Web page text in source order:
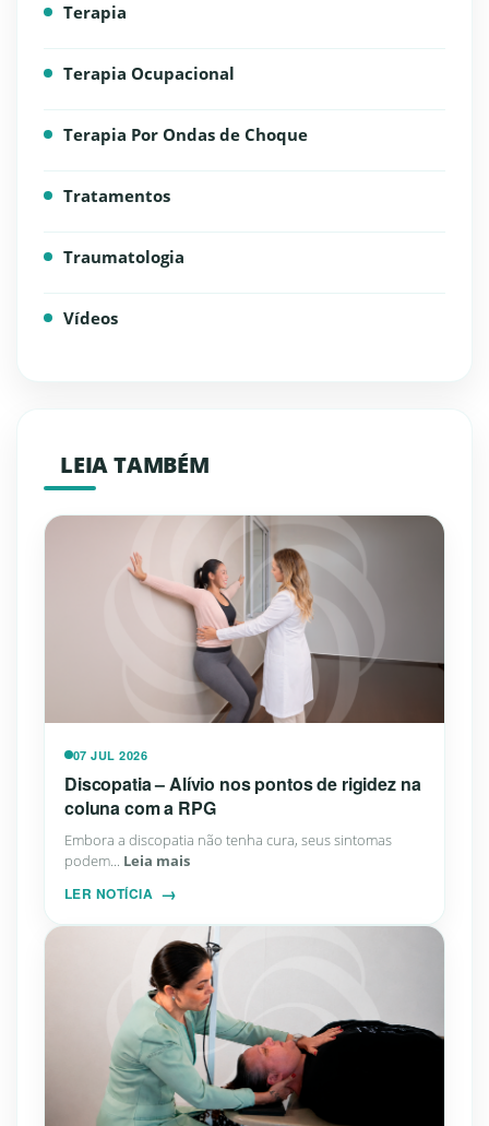
Terapia
Terapia Ocupacional
Terapia Por Ondas de Choque
Tratamentos
Traumatologia
Vídeos
LEIA TAMBÉM
07 JUL 2026
Discopatia – Alívio nos pontos de rigidez na
coluna com a RPG
Embora a discopatia não tenha cura, seus sintomas
podem... Leia mais
LER NOTÍCIA